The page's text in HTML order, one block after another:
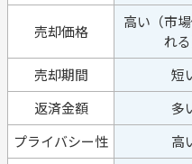
売却価格
高い（市
れる
売却期間
短
返済金額
多
プライバシー性
高